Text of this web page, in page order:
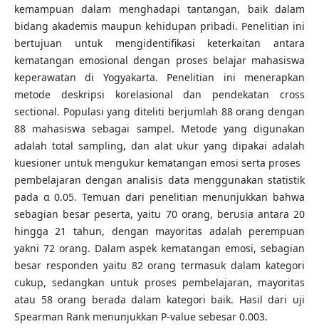
kemampuan dalam menghadapi tantangan, baik dalam
bidang akademis maupun kehidupan pribadi. Penelitian ini
bertujuan untuk mengidentifikasi keterkaitan antara
kematangan emosional dengan proses belajar mahasiswa
keperawatan di Yogyakarta. Penelitian ini menerapkan
metode deskripsi korelasional dan pendekatan cross
sectional. Populasi yang diteliti berjumlah 88 orang dengan
88 mahasiswa sebagai sampel. Metode yang digunakan
adalah total sampling, dan alat ukur yang dipakai adalah
kuesioner untuk mengukur kematangan emosi serta proses
pembelajaran dengan analisis data menggunakan statistik
pada α 0.05. Temuan dari penelitian menunjukkan bahwa
sebagian besar peserta, yaitu 70 orang, berusia antara 20
hingga 21 tahun, dengan mayoritas adalah perempuan
yakni 72 orang. Dalam aspek kematangan emosi, sebagian
besar responden yaitu 82 orang termasuk dalam kategori
cukup, sedangkan untuk proses pembelajaran, mayoritas
atau 58 orang berada dalam kategori baik. Hasil dari uji
Spearman Rank menunjukkan P-value sebesar 0.003.